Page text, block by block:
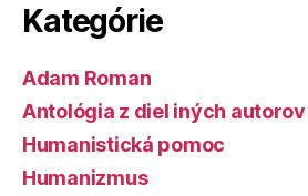
Kategórie
Adam Roman
Antológia z diel iných autorov
Humanistická pomoc
Humanizmus